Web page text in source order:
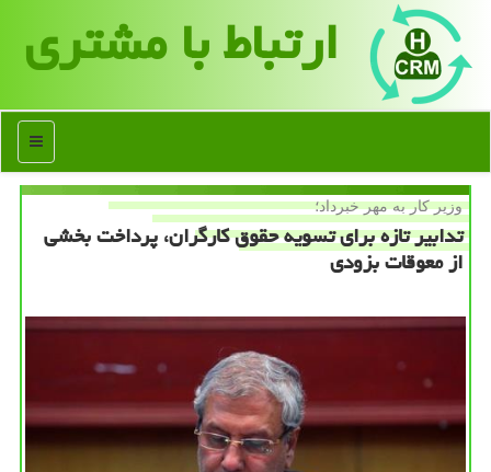
ارتباط با مشتری
منو
وزیر كار به مهر خبرداد؛
تدابیر تازه برای تسویه حقوق كارگران، پرداخت بخشی
از معوقات بزودی